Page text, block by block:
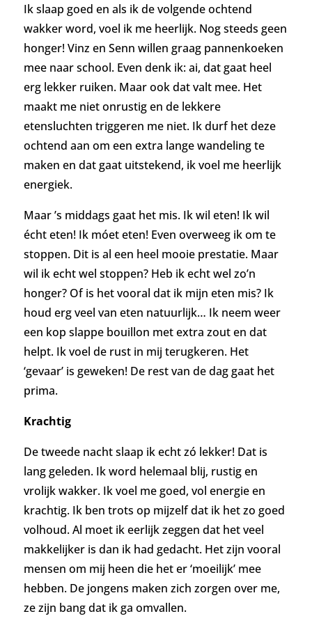
Ik slaap goed en als ik de volgende ochtend
wakker word, voel ik me heerlijk. Nog steeds geen
honger! Vinz en Senn willen graag pannenkoeken
mee naar school. Even denk ik: ai, dat gaat heel
erg lekker ruiken. Maar ook dat valt mee. Het
maakt me niet onrustig en de lekkere
etensluchten triggeren me niet. Ik durf het deze
ochtend aan om een extra lange wandeling te
maken en dat gaat uitstekend, ik voel me heerlijk
energiek.
Maar ’s middags gaat het mis. Ik wil eten! Ik wil
écht eten! Ik móet eten! Even overweeg ik om te
stoppen. Dit is al een heel mooie prestatie. Maar
wil ik echt wel stoppen? Heb ik echt wel zo’n
honger? Of is het vooral dat ik mijn eten mis? Ik
houd erg veel van eten natuurlijk… Ik neem weer
een kop slappe bouillon met extra zout en dat
helpt. Ik voel de rust in mij terugkeren. Het
‘gevaar’ is geweken! De rest van de dag gaat het
prima.
Krachtig
De tweede nacht slaap ik echt zó lekker! Dat is
lang geleden. Ik word helemaal blij, rustig en
vrolijk wakker. Ik voel me goed, vol energie en
krachtig. Ik ben trots op mijzelf dat ik het zo goed
volhoud. Al moet ik eerlijk zeggen dat het veel
makkelijker is dan ik had gedacht. Het zijn vooral
mensen om mij heen die het er ‘moeilijk’ mee
hebben. De jongens maken zich zorgen over me,
ze zijn bang dat ik ga omvallen.